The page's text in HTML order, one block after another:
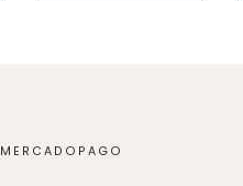
MERCADOPAGO